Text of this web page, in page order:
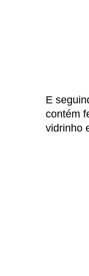
E
contém
vidrinho